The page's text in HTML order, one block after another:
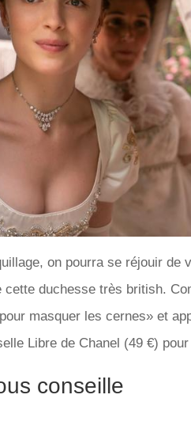
on pourra se réjouir de
duchesse très british.
masquer les cernes» et
Libre de Chanel (49 €)
conseille